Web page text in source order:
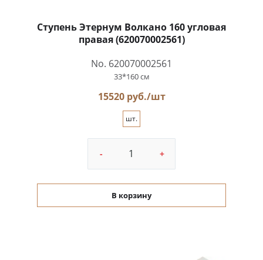
Ступень Этернум Волкано 160 угловая
правая (620070002561)
No. 620070002561
33*160 см
15520 руб./шт
шт.
- +
В корзину